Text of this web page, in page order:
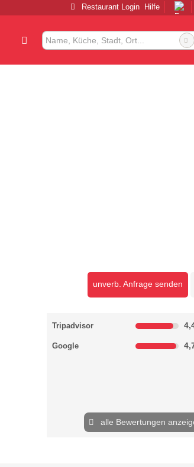
Restaurant Login Hilfe
unverb. Anfrage senden
Tripadvisor
Google
alle Bewertungen